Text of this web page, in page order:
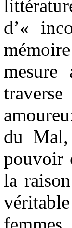
d’«
mesure
du
pouvoir
la